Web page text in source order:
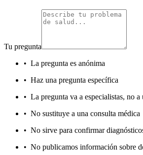
Tu pregunta
• La pregunta es anónima
• Haz una pregunta específica
• La pregunta va a especialistas, no
• No sustituye a una consulta médica
• No sirve para confirmar
• No publicamos información sobre